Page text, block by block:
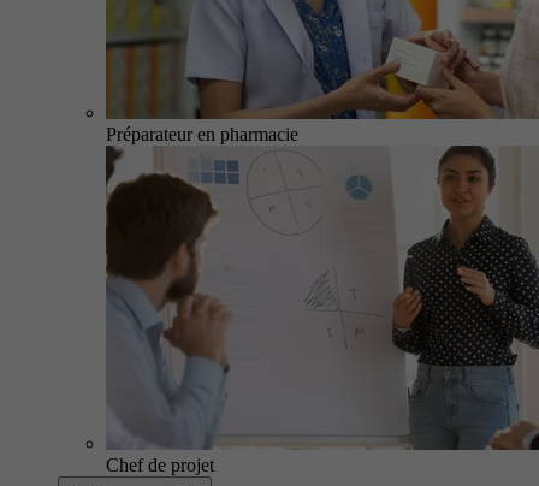
Préparateur en pharmacie
Chef de projet